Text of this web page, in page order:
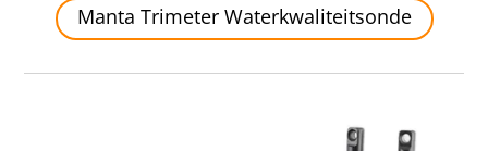
Manta Trimeter Waterkwaliteitsonde